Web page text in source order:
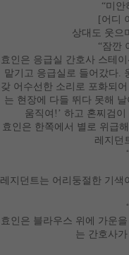
“미안
[어디
상대도 웃으
“잠깐
효인은 응급실 간호사 스테
맡기고 응급실로 들어갔다.
갖 어수선한 소리로 포화되
는 현장에 다들 뛰다 못해 날
움직여 !’ 하고 혼찌검
효인은 한쪽에서 별로 위급
레지던
“
레지던트는 어리둥절한 기색
“
효인은 블라우스 위에 가운
는 간호사